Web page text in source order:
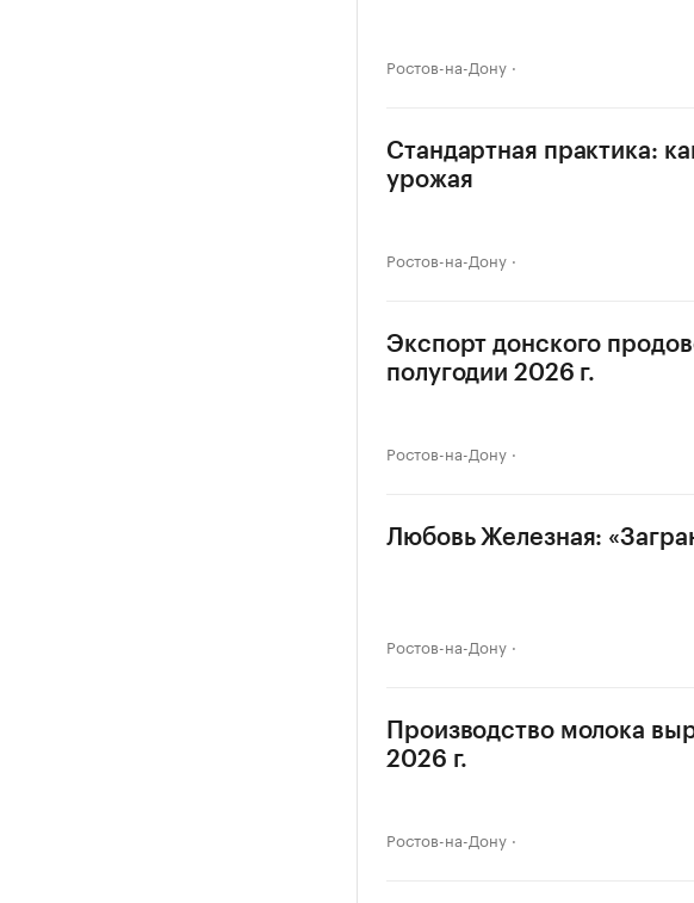
Ростов-на-Дону
Стандартная практика:
урожая
Ростов-на-Дону
Экспорт донского
полугодии 2026 г.
Ростов-на-Дону
Любовь Железная:
Ростов-на-Дону
Производство молока
2026 г.
Ростов-на-Дону